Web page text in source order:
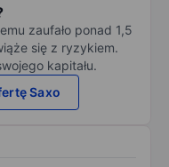
zaufało ponad 1,5
się z ryzykiem.
kapitału.
Saxo